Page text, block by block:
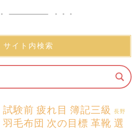
サイト内検索
試験前 疲れ目 簿記三級 長野
羽毛布団 次の目標 革靴 選